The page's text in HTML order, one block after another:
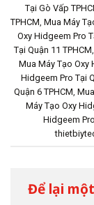
Tại Gò Vấp
TPHCM Mua Máy
Oxy Hidgeem Pro
Tại Quận 11 TPHCM
Mua Máy Tạo Oxy
Hidgeem Pro Tại
Quận 6 TPHCM
Máy Tạo Oxy
Hidgeem
Để lại